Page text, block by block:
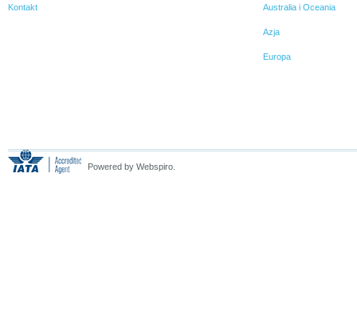
Kontakt Australia i Oceania
Azja
Europa
Powered by Webspiro.